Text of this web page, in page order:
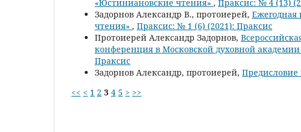
«Юстиниановские чтения» , Праксис: № 4 (13)
Задорнов Александр В., протоиерей, Ежегодная
чтения» , Праксис: № 1 (6) (2021): Праксис
Протоиерей Александр Задорнов,
конференция в Московской духовной академии
Праксис
Задорнов Александр, протоиерей, Предисловие
<< < 1 2 3 4 5 > >>